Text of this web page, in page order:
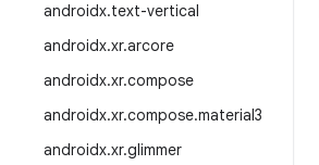
androidx.text-vertical
androidx.xr.arcore
androidx.xr.compose
androidx.xr.compose.material3
androidx.xr.glimmer